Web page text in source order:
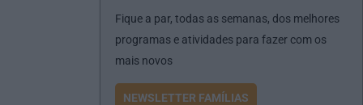
Fique a par, todas as semanas, dos melhores
programas e atividades para fazer com os
mais novos
NEWSLETTER FAMÍLIAS